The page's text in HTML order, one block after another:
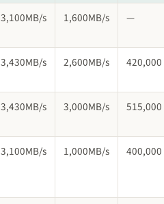
3,100MB/s 1,600MB/s —
3,430MB/s 2,600MB/s 420,000
3,430MB/s 3,000MB/s 515,000
3,100MB/s 1,000MB/s 400,000